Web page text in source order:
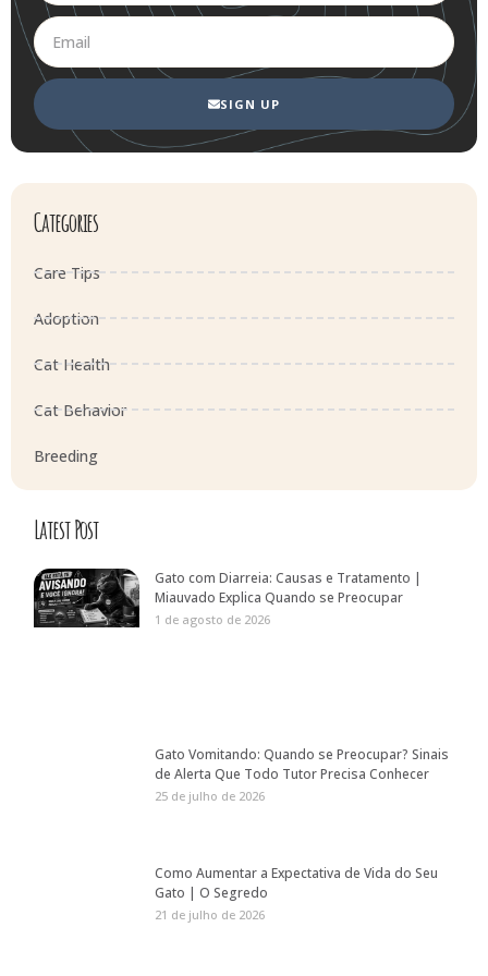
SIGN UP
Categories
Care Tips
Adoption
Cat Health
Cat Behavior
Breeding
Latest Post
Gato com Diarreia: Causas e Tratamento |
Miauvado Explica Quando se Preocupar
1 de agosto de 2026
Gato Vomitando: Quando se Preocupar? Sinais
de Alerta Que Todo Tutor Precisa Conhecer
25 de julho de 2026
Como Aumentar a Expectativa de Vida do Seu
Gato | O Segredo
21 de julho de 2026